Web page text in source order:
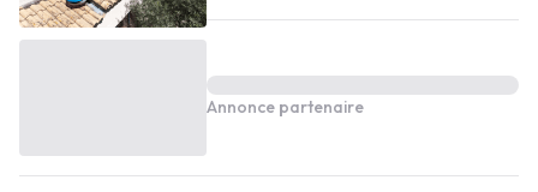
Annonce partenaire